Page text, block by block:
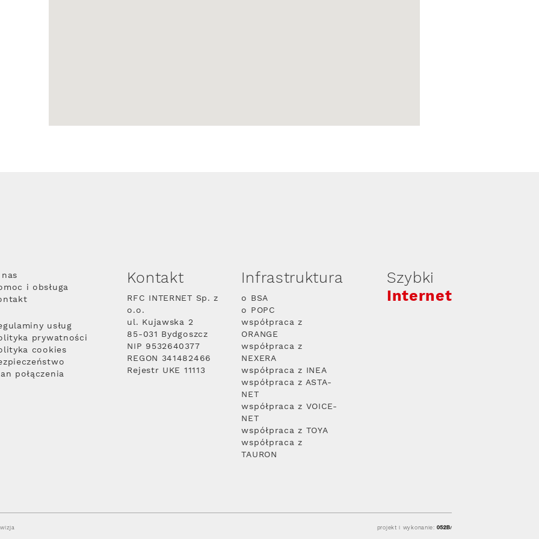
i obsługa
usług
prywatności
cookies
połączenia
Kontakt
RFC INTERNET Sp. z
o.o.
ul. Kujawska 2
85-031 Bydgoszcz
NIP 9532640377
REGON 341482466
Rejestr UKE 11113
Infrastruktura
o BSA
o POPC
współpraca z
ORANGE
współpraca z
NEXERA
współpraca z INEA
współpraca z ASTA-
NET
współpraca z VOICE-
NET
współpraca z TOYA
współpraca z
TAURON
Szybki
Internet
projekt i wykonanie: